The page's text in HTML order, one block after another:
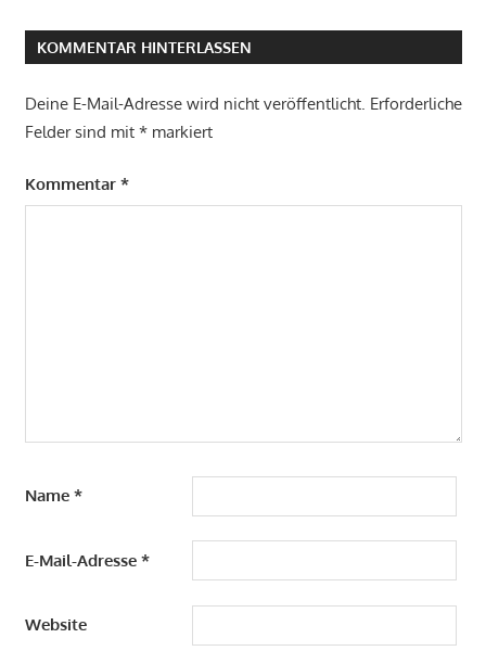
KOMMENTAR HINTERLASSEN
Deine E-Mail-Adresse wird nicht veröffentlicht. Erforderliche
Felder sind mit *markiert
Kommentar *
Name *
E-Mail-Adresse *
Website